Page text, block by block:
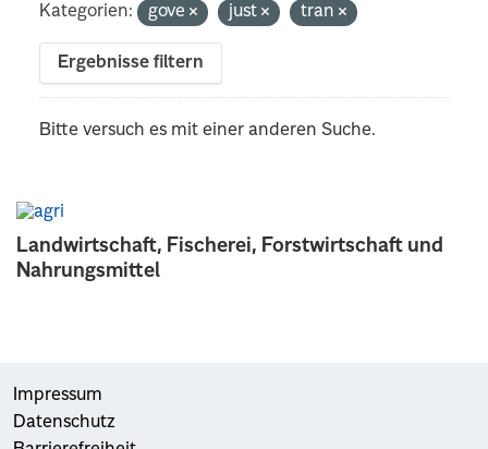
Landwirtschaft, Fischerei, Forstwirtschaft und
Nahrungsmittel
Kategorien:
gove just tran
Ergebnisse filtern
Bitte versuch es mit einer anderen Suche.
Impressum
Datenschutz